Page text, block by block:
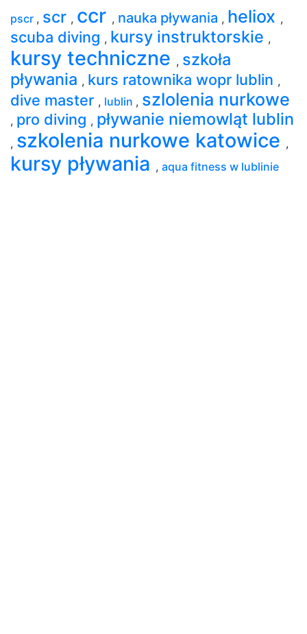
pscr , scr , ccr , nauka pływania , heliox ,
scuba diving , kursy instruktorskie ,
kursy techniczne , szkoła
pływania , kurs ratownika wopr lublin ,
dive master , lublin , szlolenia nurkowe
, pro diving , pływanie niemowląt lublin
, szkolenia nurkowe katowice ,
kursy pływania , aqua fitness w lublinie